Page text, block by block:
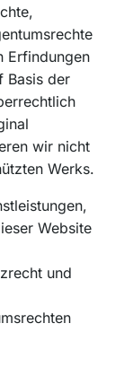
Erfindungen
Basis der
wir nicht
Werks.
Website
und